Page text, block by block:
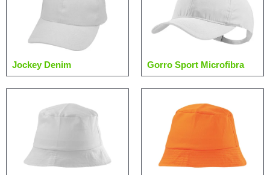
Jockey Denim Gorro Sport Microfibra